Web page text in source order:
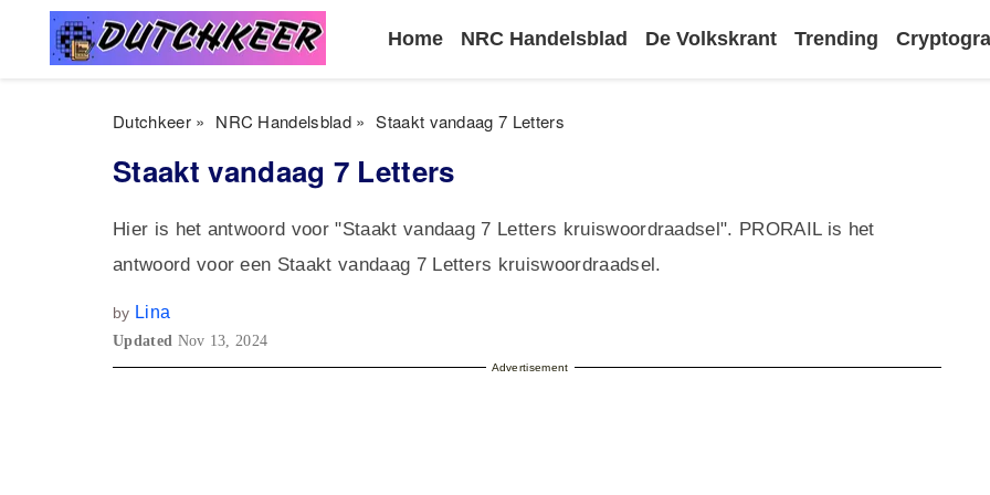
Home NRC Handelsblad De Volkskrant Trending
Dutchkeer» NRC Handelsblad » Staakt vandaag 7 Letters
Staakt vandaag 7 Letters
Hier is het antwoord voor "Staakt vandaag 7 Letters kruiswoordraadsel". PRORAIL is het
antwoord voor een Staakt vandaag 7 Letters kruiswoordraadsel.
by Lina
Updated Nov 13, 2024
Advertisement